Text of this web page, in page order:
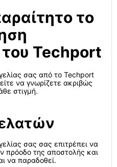
το
Techport
σας από το Techport
να γνωρίζετε ακριβώς
στιγμή.
σας σας επιτρέπει να
πρόοδο της αποστολής και
να παραδοθεί.